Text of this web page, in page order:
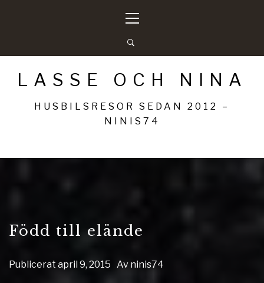
meny
LASSE OCH NINA
HUSBILSRESOR SEDAN 2012 –
NINIS74
Född till elände
Publicerat april 9, 2015 Av ninis74